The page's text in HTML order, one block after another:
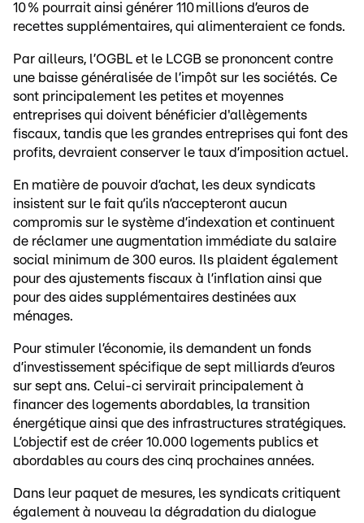
10 % pourrait ainsi générer 110 millions d’euros de
recettes supplémentaires, qui alimenteraient ce fonds.
Par ailleurs, l’OGBL et le LCGB se prononcent contre
une baisse généralisée de l’impôt sur les sociétés. Ce
sont principalement les petites et moyennes
entreprises qui doivent bénéficier d'allègements
fiscaux, tandis que les grandes entreprises qui font des
profits, devraient conserver le taux d’imposition actuel.
En matière de pouvoir d’achat, les deux syndicats
insistent sur le fait qu’ils n’accepteront aucun
compromis sur le système d’indexation et continuent
de réclamer une augmentation immédiate du salaire
social minimum de 300 euros. Ils plaident également
pour des ajustements fiscaux à l’inflation ainsi que
pour des aides supplémentaires destinées aux
ménages.
Pour stimuler l’économie, ils demandent un fonds
d’investissement spécifique de sept milliards d’euros
sur sept ans. Celui-ci servirait principalement à
financer des logements abordables, la transition
énergétique ainsi que des infrastructures stratégiques.
L’objectif est de créer 10.000 logements publics et
abordables au cours des cinq prochaines années.
Dans leur paquet de mesures, les syndicats critiquent
également à nouveau la dégradation du dialogue